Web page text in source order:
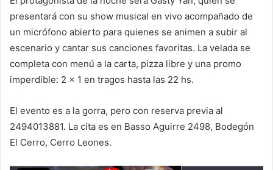
presentará con su show musical en vivo acompañado de
un micrófono abierto para quienes se animen a subir al
escenario y cantar sus canciones favoritas. La velada se
completa con menú a la carta, pizza libre y una promo
imperdible: 2 x 1 en tragos hasta las 22 hs.
El evento es a la gorra, pero con reserva previa al
2494013881. La cita es en Basso Aguirre 2498, Bodegón
El Cerro, Cerro Leones.